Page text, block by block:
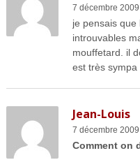
7 décembre 2009
je pensais
introuvables
mouffetard. il
est très
Jean-Louis
7 décembre 2009
Comment on